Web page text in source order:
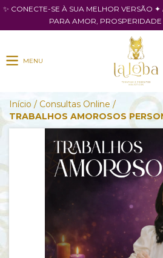
✨ CONECTE-SE À SUA MELHOR VERSÃO
PARA AMOR, PROSPERIDADE
MENU
Início / Consultas Online /
TRABALHOS AMOROSOS